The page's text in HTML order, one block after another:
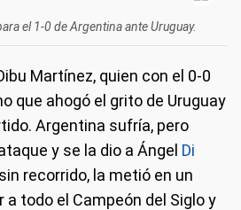
el 1-0 de Argentina ante Uruguay.
Martínez, quien con el 0-0
que ahogó el grito de Uruguay
Argentina sufría, pero
y se la dio a Ángel Di
recorrido, la metió en un
a todo el Campeón del Siglo y